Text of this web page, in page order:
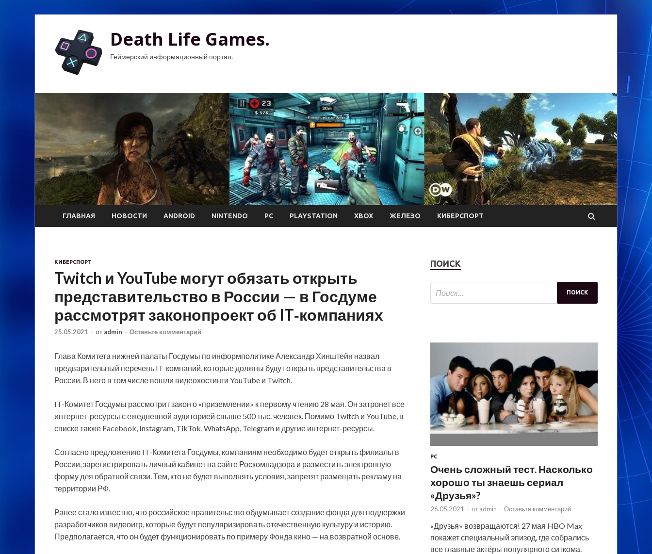
Death Life Games.
Геймерский информационный портал.
ГЛАВНАЯ НОВОСТИ ANDROID NINTENDO PC PLAYSTATION XBOX ЖЕЛЕЗО КИБЕРСПОРТ
КИБЕРСПОРТ
Twitch и YouTube могут обязать открыть
представительство в России — в Госдуме
рассмотрят законопроект об IT‑компаниях
25.05.2021 - от admin - Оставьте комментарий
Глава Комитета нижней палаты Госдумы по информполитике Александр Хинштейн назвал
предварительный перечень IT-компаний, которые должны будут открыть представительства в
России. В него в том числе вошли видеохостинги YouTube и Twitch.
IT-Комитет Госдумы рассмотритзакон о «приземлении» к первому чтению 28 мая. Он затронет все
интернет-ресурсы с ежедневной аудиторией свыше 500 тыс. человек. Помимо Twitch и YouTube, в
списке также Facebook, Instagram, TikTok, WhatsApp, Telegram и другие интернет-ресурсы.
Согласно предложению IT-Комитета Госдумы, компаниям необходимо будет открыть филиалы в
России, зарегистрировать личный кабинет на сайте Роскомнадзора и разместить электронную
форму для обратной связи. Тем, кто не будет выполнять условия, запретят размещать рекламу на
территории РФ.
Ранее стало известно, что российское правительство обдумывает создание фонда для поддержки
разработчиков видеоигр, которые будут популяризировать отечественную культуру и историю.
Предполагается, что он будет функционировать по примеру Фонда кино — на возвратной основе.
ПОИСК
PC
Очень сложный тест. Насколько
хорошо ты знаешь сериал
«Друзья»?
26.05.2021 - от admin - Оставьте комментарий
«Друзья» возвращаются! 27 мая HBO Max
покажет специальный эпизод, где собрались
все главные актёры популярного ситкома.